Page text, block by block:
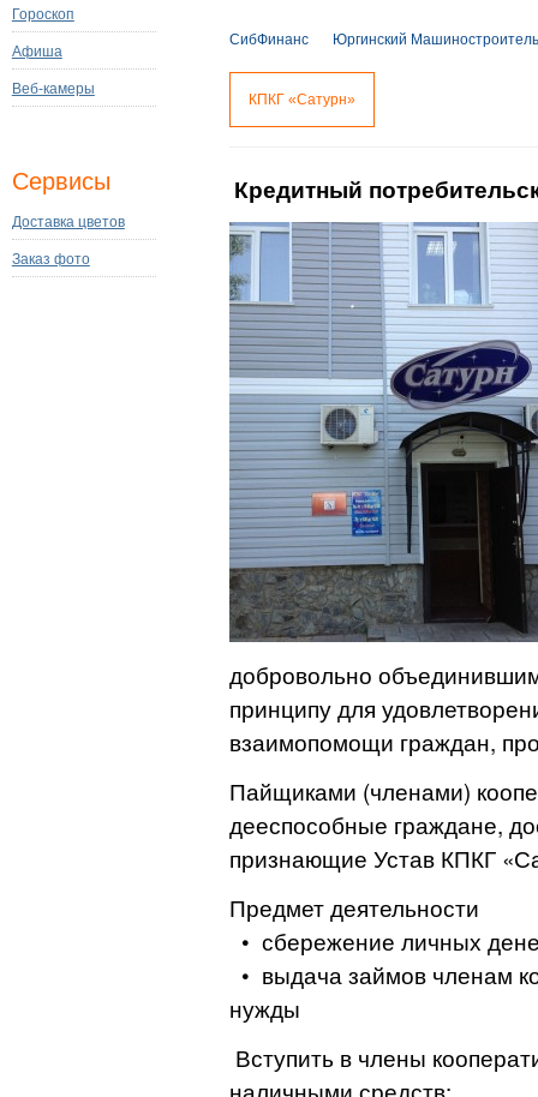
Гороскоп
Афиша
Веб-камеры
Сервисы
Доставка цветов
Заказ фото
СибФинанс Юргинский Машиностроитель
КПКГ «Сатурн»
Кредитный
добровольно
принципу для
взаимопомощи граждан,
Пайщиками (членами)
дееспособные граждане,
признающие Устав КПКГ
Предмет деятельности
• сбережение личных
• выдача займов членам
нужды
Вступить в члены
наличными средств: